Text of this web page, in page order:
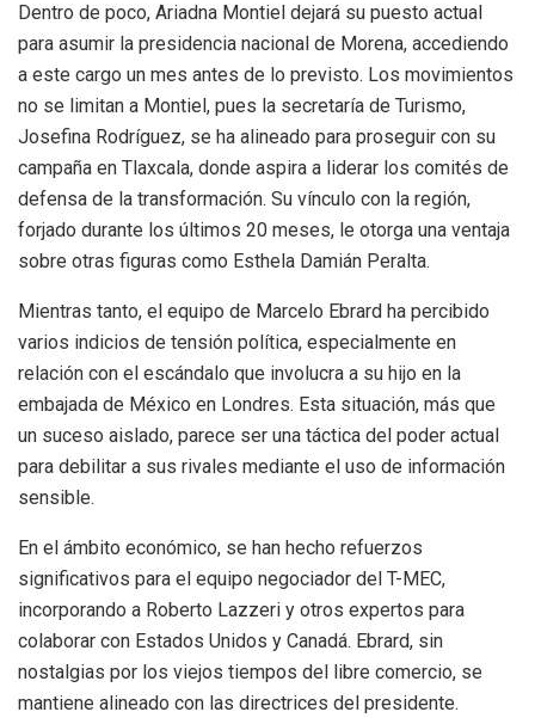
Dentro de poco, Ariadna Montiel dejará su puesto actual
para asumir la presidencia nacional de Morena, accediendo
a este cargo un mes antes de lo previsto. Los movimientos
no se limitan a Montiel, pues la secretaría de Turismo,
Josefina Rodríguez, se ha alineado para proseguir con su
campaña en Tlaxcala, donde aspira a liderar los comités de
defensa de la transformación. Su vínculo con la región,
forjado durante los últimos 20 meses, le otorga una ventaja
sobre otras figuras como Esthela Damián Peralta.
Mientras tanto, el equipo de Marcelo Ebrard ha percibido
varios indicios de tensión política, especialmente en
relación con el escándalo que involucra a su hijo en la
embajada de México en Londres. Esta situación, más que
un suceso aislado, parece ser una táctica del poder actual
para debilitar a sus rivales mediante el uso de información
sensible.
En el ámbito económico, se han hecho refuerzos
significativos para el equipo negociador del T-MEC,
incorporando a Roberto Lazzeri y otros expertos para
colaborar con Estados Unidos y Canadá. Ebrard, sin
nostalgias por los viejos tiempos del libre comercio, se
mantiene alineado con las directrices del presidente.